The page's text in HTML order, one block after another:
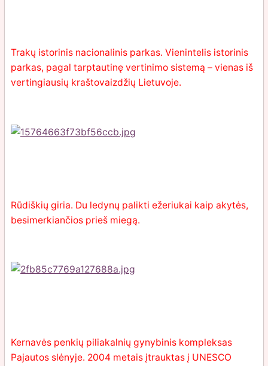
Trakų istorinis nacionalinis parkas. Vienintelis istorinis
parkas, pagal tarptautinę vertinimo sistemą – vienas iš
vertingiausių kraštovaizdžių Lietuvoje.
Rūdiškių giria. Du ledynų palikti ežeriukai kaip akytės,
besimerkiančios prieš miegą.
Kernavės penkių piliakalnių gynybinis kompleksas
Pajautos slėnyje. 2004 metais įtrauktas į UNESCO